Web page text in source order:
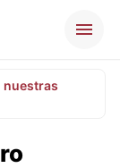
nuestras